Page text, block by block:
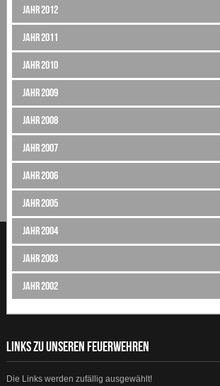
Jahr 2012
Jahr 2011
Jahr 2010
Jahr 2009
Jahr 2008
Jahr 2007
Jahr 2006
Jahr 2005
Jahr 2004
Jahr 2003
Jahr 2002
LINKS ZU UNSEREN FEUERWEHREN
Die Links werden zufällig ausgewählt!